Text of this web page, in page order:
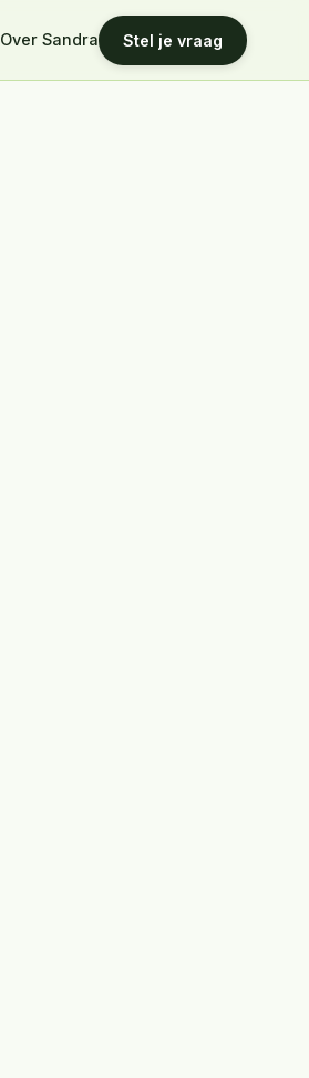
Over Sandra Stel je vraag